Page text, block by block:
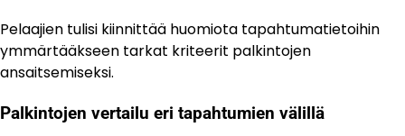
Pelaajien tulisi kiinnittää huomiota tapahtumatietoihin
ymmärtääkseen tarkat kriteerit palkintojen
ansaitsemiseksi.
Palkintojen vertailu eri tapahtumien välillä